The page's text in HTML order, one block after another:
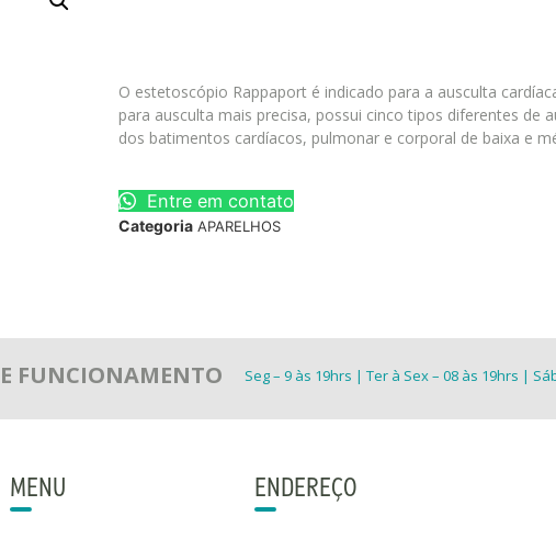
O estetoscópio Rappaport é indicado para a ausculta
para ausculta mais precisa, possui cinco tipos diferentes de
dos batimentos cardíacos, pulmonar e corporal de baixa e
Entre em contato
Categoria APARELHOS
FUNCIONAMENTO Seg – 9 às 19hrs | Ter à Sex – 08 às 19hrs |
MENU ENDEREÇO